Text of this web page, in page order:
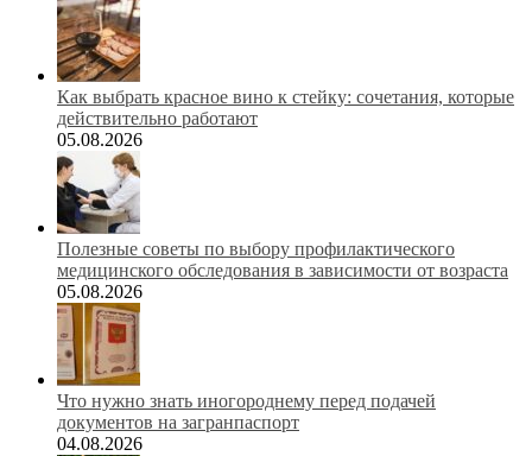
Как выбрать красное вино к стейку: сочетания, которые
действительно работают
05.08.2026
Полезные советы по выбору профилактического
медицинского обследования в зависимости от возраста
05.08.2026
Что нужно знать иногороднему перед подачей
документов на загранпаспорт
04.08.2026